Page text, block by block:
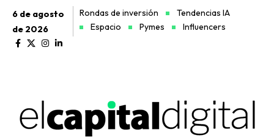
6 de agosto
de 2026
Rondas de inversión
Tendencias IA
Espacio
Pymes Influencers